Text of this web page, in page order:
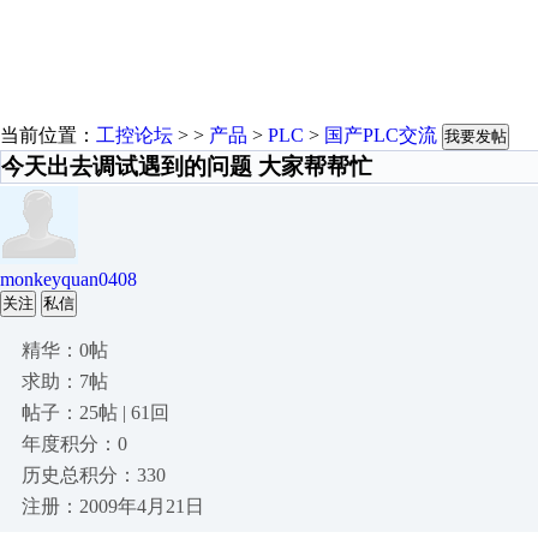
当前位置： 工控论坛 > > 产品 > PLC > 国产PLC交流 我要发帖
今天出去调试遇到的问题 大家帮帮忙
monkeyquan0408
关注 私信
精华：0帖
求助：7帖
帖子：25帖 | 61回
年度积分：0
历史总积分：330
注册：2009年4月21日